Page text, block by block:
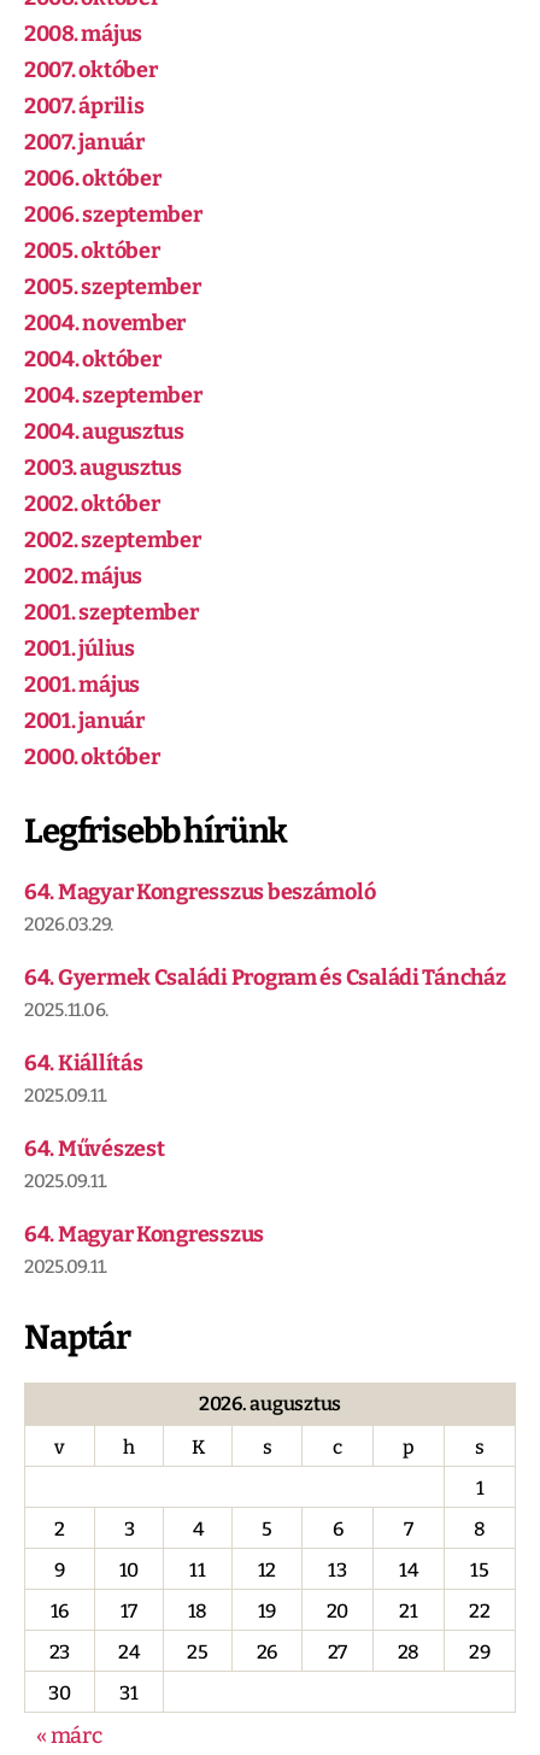
2008. május
2007. október
2007. április
2007. január
2006. október
2006. szeptember
2005. október
2005. szeptember
2004. november
2004. október
2004. szeptember
2004. augusztus
2003. augusztus
2002. október
2002. szeptember
2002. május
2001. szeptember
2001. július
2001. május
2001. január
2000. október
Legfrisebb hírünk
64. Magyar Kongresszus beszámoló
2026.03.29.
64. Gyermek Családi Program és Családi Táncház
2025.11.06.
64. Kiállítás
2025.09.11.
64. Művészest
2025.09.11.
64. Magyar Kongresszus
2025.09.11.
Naptár
2026. augusztus
v
h K s c p
s
1
2
3 4 5 6 7
8
9
10 11 12 13 14
15
16
17 18 19 20 21
22
23
24 25 26 27 28
29
30
31
« márc